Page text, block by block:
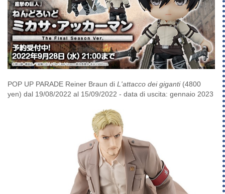
POP UP PARADE Reiner Braun di L'attacco dei giganti (4800
yen) dal 19/08/2022 al 15/09/2022 - data di uscita: gennaio 2023